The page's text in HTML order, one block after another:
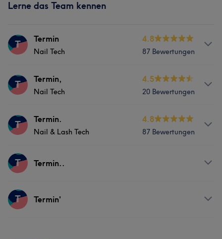
Lerne das Team kennen
T Termin
Nail Tech
4.8
87 Bewertungen
Services
Portfolio
T Termin,
Nail Tech
4.5
20 Bewertungen
Services
T Termin.
Nail & Lash Tech
4.8
87 Bewertungen
Services
Portfolio
T Termin..
Services
T Termin'